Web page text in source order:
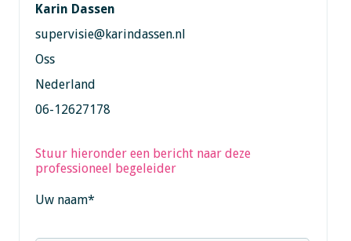
Karin Dassen
supervisie@karindassen.nl
Oss
Nederland
06-12627178
Stuur hieronder een bericht naar deze
professioneel begeleider
Uw naam*